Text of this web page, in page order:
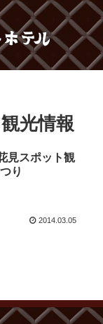
光情報
見スポット観
り
2014.03.05